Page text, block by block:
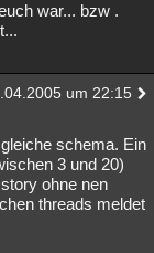
war... bzw .
um 22:15
schema. Ein
3 und 20)
ohne nen
threads meldet